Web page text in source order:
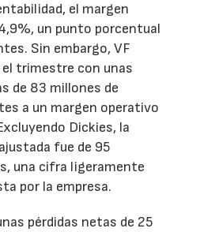
el margen
un punto porcentual
Sin embargo, VF
trimestre con unas
de 83 millones de
a un margen operativo
Dickies, la
fue de 95
una cifra ligeramente
por la empresa.
pérdidas netas de 25